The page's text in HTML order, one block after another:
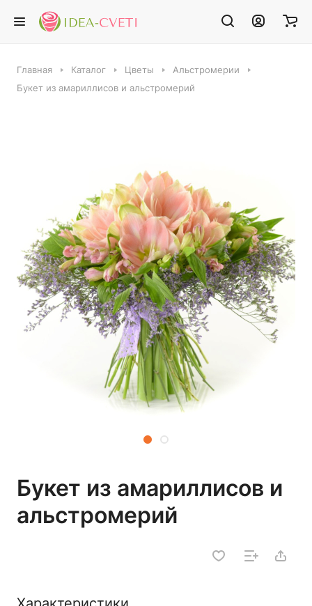
Главная Каталог Цветы
Альстромерии
Букет из амариллисов и альстромерий
Букет из амариллисов и
альстромерий